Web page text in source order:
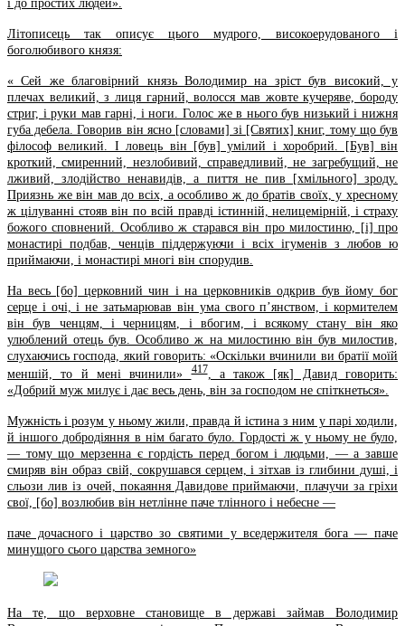
і до простих людей».
Літописець так описує цього мудрого, високоерудованого і
боголюбивого князя:
« Сей же благовірний князь Володимир на зріст був високий, у
плечах великий, з лиця гарний, волосся мав жовте кучеряве, бороду
стриг, і руки мав гарні, і ноги. Голос же в нього був низький і нижня
губа дебела. Говорив він ясно [словами] зі [Святих] книг, тому що був
філософ великий. І ловець він [був] умілий i хоробрий. [Був] він
кроткий, смиренний, незлобивий, справедливий, не загребущий, не
лживий, злодійство ненавидів, а пиття не пив [хмільного] зроду.
Приязнь же він мав до всіх, а особливо ж до братів своїх, у хресному
ж цілуванні стояв він по всій правді істинній, нелицемірній, і страху
божого сповнений. Особливо ж старався він про милостиню, [і] про
монастирі подбав, ченців піддержуючи і всіх ігуменів з любов ю
приймаючи, і монастирі многі він спорудив.
На весь [бо] церковний чин і на церковників одкрив був йому бог
серце і очі, і не затьмарював він ума свого п’янством, і кормителем
він був ченцям, і черницям, і вбогим, і всякому стану він яко
улюблений отець був. Особливо ж на милостиню він був милостив,
слухаючись господа, який говорить: «Оскільки вчинили ви братії моїй
меншій, то й мені вчинили»417, а також [як] Давид говорить:
«Добрий муж милує і дає весь день, він за господом не спіткнеться».
Мужність і розум у ньому жили, правда й істина з ним у парі ходили,
й іншого добродіяння в нім багато було. Гордості ж у ньому не було,
— тому що мерзенна є гордість перед богом і людьми, — а завше
смиряв він образ свій, сокрушався серцем, і зітхав із глибини душі, і
сльози лив із очей, покаяння Давидове приймаючи, плачучи за гріхи
свої, [бо] возлюбив він нетлінне паче тлінного і небесне —
паче дочасного і царство зо святими у вседержителя бога — паче
минущого сього царства земного»
На те, що верховне становище в державі займав Володимир